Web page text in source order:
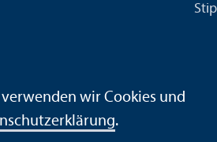
wir Cookies und
.